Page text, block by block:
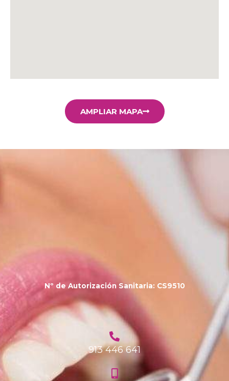
AMPLIAR MAPA
Nº de Autorización Sanitaria: CS9510
913 446 641